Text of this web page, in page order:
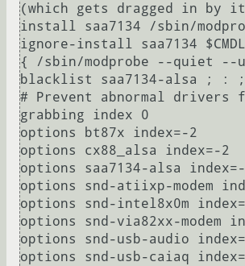
(which gets dragged in by it
install saa7134 /sbin/
ignore-install saa7134
{ /sbin/modprobe --quiet --
blacklist saa7134-alsa ; :
# Prevent abnormal drivers
grabbing index 0
options bt87x index=-2
options cx88_alsa index=-2
options saa7134-alsa
options snd-atiixp-modem
options snd-intel8x0m
options snd-via82xx-modem
options snd-usb-audio
options snd-usb-caiaq